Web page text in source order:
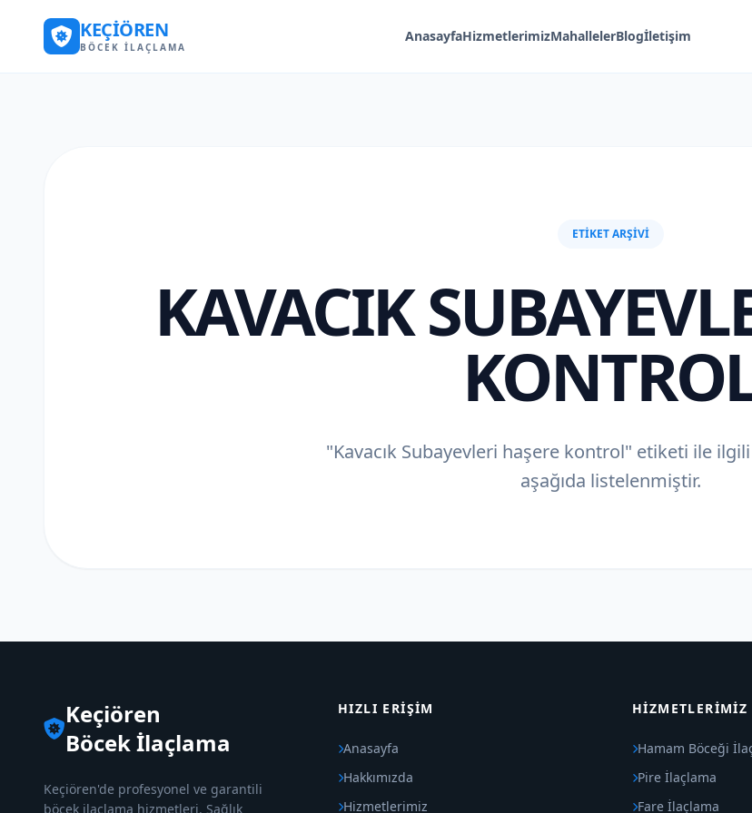
KEÇIÖREN
BÖCEK İLAÇLAMA
AnasayfaHizmetlerimizMahallelerBlogİletişim
ETIKET ARŞIVI
KAVACIK
"Kavacık Subayevleri haşere kontrol" etiketi ile
aşağıda listelenmiştir.
Keçiören
Böcek İlaçlama
Keçiören'de profesyonel ve garantili
böcek ilaçlama hizmetleri. Sağlık
HIZLI ERIŞIM
Anasayfa
Hakkımızda
Hizmetlerimiz
HIZMETLERIMIZ
Hamam Böceği
Pire İlaçlama
Fare İlaçlama